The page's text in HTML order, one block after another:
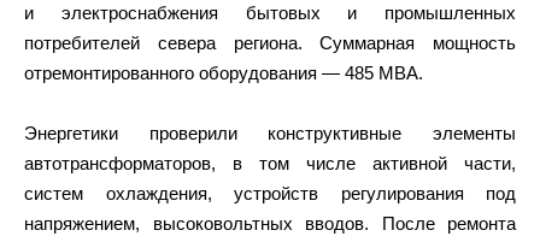
и электроснабжения бытовых и промышленных
потребителей севера региона. Суммарная мощность
отремонтированного оборудования — 485 МВА.
Энергетики проверили конструктивные элементы
автотрансформаторов, в том числе активной части,
систем охлаждения, устройств регулирования под
напряжением, высоковольтных вводов. После ремонта